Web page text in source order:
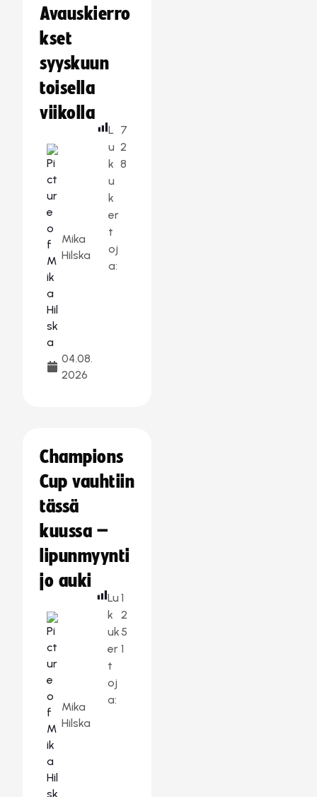
Avauskierro
kset
syyskuun
toisella
viikolla
Mika
Hilska
04.08.
2026
L
u
k
u
k
er
t
oj
a:
7
2
8
Champions
Cup vauhtiin
tässä
kuussa –
lipunmyynti
jo auki
Mika
Hilska
Lu
k
uk
er
t
oj
a:
1
2
5
1